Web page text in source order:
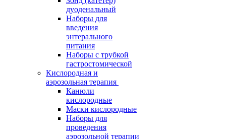
дуоденальный
Наборы для
введения
энтерального
питания
Наборы с трубкой
гастростомической
Кислородная и
аэрозольная терапия
Канюли
кислородные
Маски кислородные
Наборы для
проведения
аэрозольной терапии